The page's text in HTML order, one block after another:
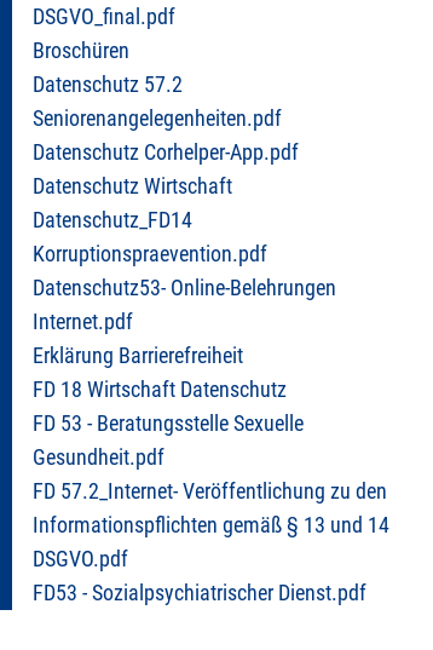
DSGVO_final.pdf
Broschüren
Datenschutz 57.2
Seniorenangelegenheiten.pdf
Datenschutz Corhelper-App.pdf
Datenschutz Wirtschaft
Datenschutz_FD14
Korruptionspraevention.pdf
Datenschutz53- Online-Belehrungen
Internet.pdf
Erklärung Barrierefreiheit
FD 18 Wirtschaft Datenschutz
FD 53 - Beratungsstelle Sexuelle
Gesundheit.pdf
FD 57.2_Internet- Veröffentlichung zu den
Informationspflichten gemäß § 13 und 14
DSGVO.pdf
FD53 - Sozialpsychiatrischer Dienst.pdf